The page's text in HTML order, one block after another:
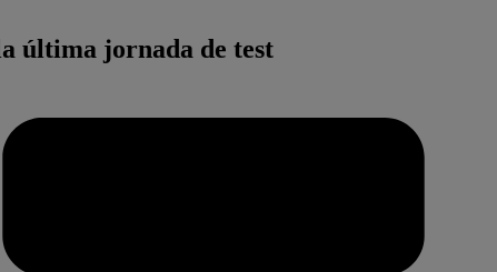
última jornada de test